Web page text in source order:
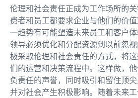
伦理和社会责任正成为工作场所的
费者和员工都要求企业与他们的价
一趋势有可能塑造未来员工和客户
领导必须优化和分配资源到以前忽
极采取伦理和社会责任的方式，将
们的运营和决策流程中。这样做，
负责任的声誉，同时吸引和留住顶
并对社会产生积极影响。随着未来